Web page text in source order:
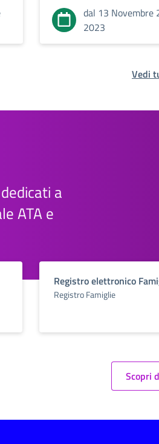
dal 13 Novembre
2023
Vedi
a
ATA e
Registro elettronico
Registro Famiglie
Scopri